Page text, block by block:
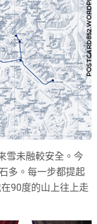
雪未融較安全。今
多。每一步都提起
90度的山上往上走